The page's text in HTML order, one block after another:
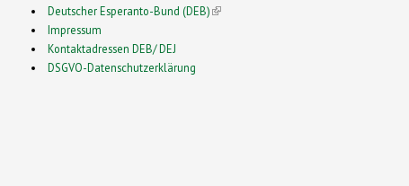
Deutscher Esperanto-Bund (DEB)(link is external)
Impressum
Kontaktadressen DEB/ DEJ
DSGVO-Datenschutzerklärung